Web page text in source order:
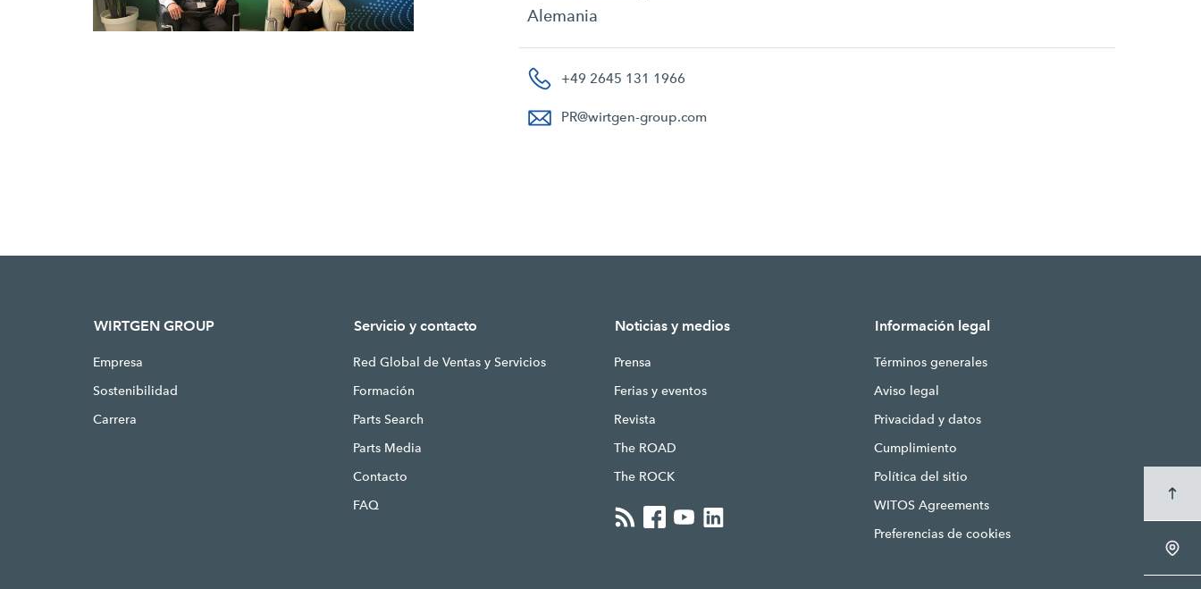
Alemania
+49 2645 131 1966
PR@wirtgen-group.com
WIRTGEN GROUP
Empresa
Sostenibilidad
Carrera
Servicio y contacto
Red Global de Ventas y Servicios
Formación
Parts Search
Parts Media
Contacto
FAQ
Noticias y medios
Prensa
Ferias y eventos
Revista
The ROAD
The ROCK
Información legal
Términos generales
Aviso legal
Privacidad y datos
Cumplimiento
Política del sitio
WITOS Agreements
Preferencias de cookies